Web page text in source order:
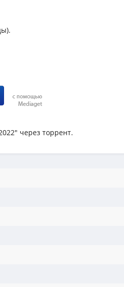
через торрент.